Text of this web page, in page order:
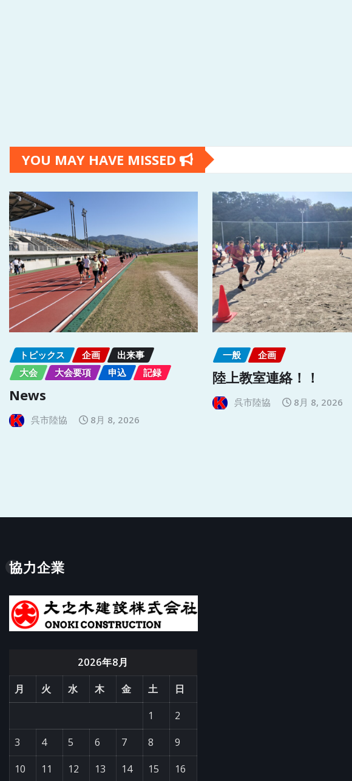
YOU MAY HAVE MISSED
トピックス 企画
出来事
大会
大会要項 申込 記録
News
呉市陸協 8月 8, 2026
一般 企画
陸上教室連絡！！
呉市陸協 8月 8, 2026
協力企業
2026年8月
月
火 水 木 金 土
日
1
2
3
4 5 6 7 8
9
10
11 12 13 14 15 16